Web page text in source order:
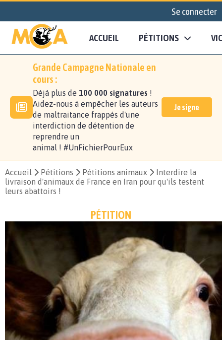
Se connecter
ACCUEIL PÉTITIONS
Grande Campagne Nationale en
cours :
Déjà plus de 100 000 signatures !
Aidez-nous à empêcher les auteurs
de maltraitance frappés d'une
interdiction de détention de
reprendre un
animal ! #UnFichierPourEux
Je signe
Accueil Pétitions Pétitions animaux
Interdire la
livraison d'animaux de France en Iran pour qu'ils testent
leurs abattoirs !
PÉTITION